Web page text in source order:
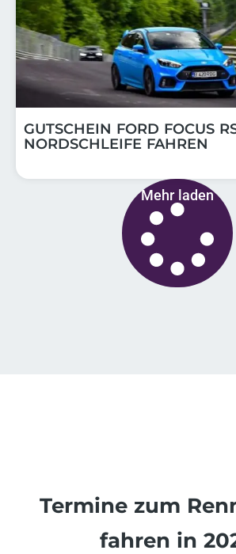
GUTSCHEIN FORD FOCUS
NORDSCHLEIFE FAHREN
Mehr laden
Termine zum
fahren in